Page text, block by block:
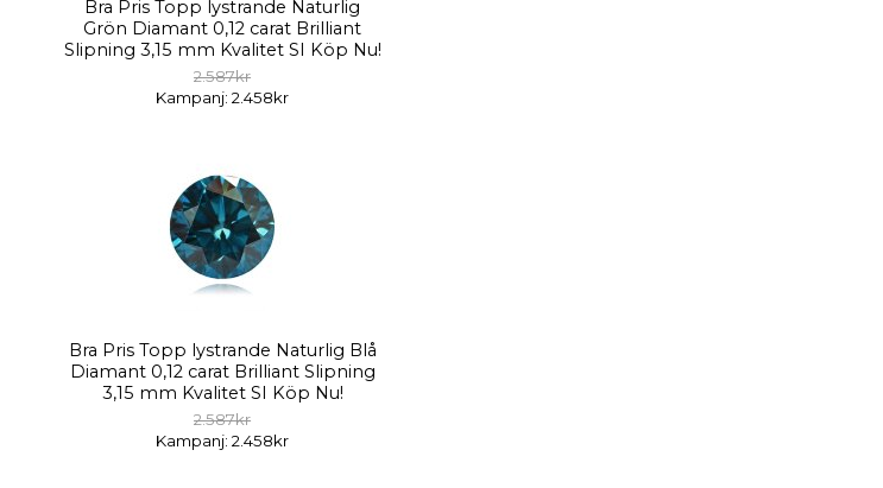
Bra Pris Topp lystrande Naturlig
Grön Diamant 0,12 carat Brilliant
Slipning 3,15 mm Kvalitet SI Köp Nu!
2.587kr
Kampanj: 2.458kr
Bra Pris Topp lystrande Naturlig Blå
Diamant 0,12 carat Brilliant Slipning
3,15 mm Kvalitet SI Köp Nu!
2.587kr
Kampanj: 2.458kr